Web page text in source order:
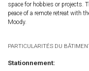
space for hobbies or projects.
peace of a remote retreat with
Moody.
PARTICULARITÉS DU
Stationnement: